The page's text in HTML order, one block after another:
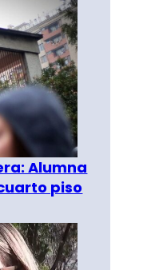
Alumna
piso